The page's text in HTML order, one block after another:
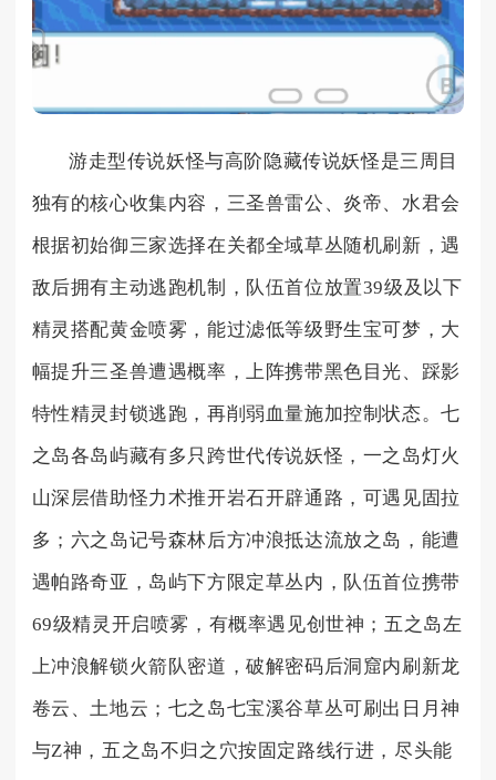
游走型传说妖怪与高阶隐藏传说妖怪是三周目
独有的核心收集内容，三圣兽雷公、炎帝、水君会
根据初始御三家选择在关都全域草丛随机刷新，遇
敌后拥有主动逃跑机制，队伍首位放置39级及以下
精灵搭配黄金喷雾，能过滤低等级野生宝可梦，大
幅提升三圣兽遭遇概率，上阵携带黑色目光、踩影
特性精灵封锁逃跑，再削弱血量施加控制状态。七
之岛各岛屿藏有多只跨世代传说妖怪，一之岛灯火
山深层借助怪力术推开岩石开辟通路，可遇见固拉
多；六之岛记号森林后方冲浪抵达流放之岛，能遭
遇帕路奇亚，岛屿下方限定草丛内，队伍首位携带
69级精灵开启喷雾，有概率遇见创世神；五之岛左
上冲浪解锁火箭队密道，破解密码后洞窟内刷新龙
卷云、土地云；七之岛七宝溪谷草丛可刷出日月神
与Z神，五之岛不归之穴按固定路线行进，尽头能